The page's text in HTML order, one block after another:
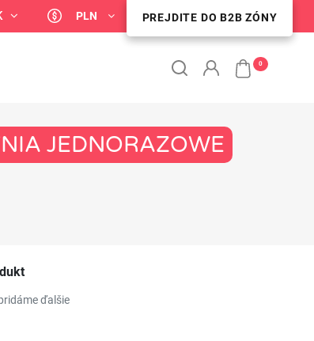
PLN PREJDITE DO B2B ZÓNY
PREJDITE DO B2B ZÓNY
0
JEDNORAZOWE
ďalšie